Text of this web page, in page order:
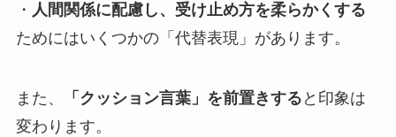
・ 人間関係に配慮し、受け止め方を柔らかくする
ためにはいくつかの「代替表現」があります。
また、 「クッション言葉」を前置きする と印象は
変わります。